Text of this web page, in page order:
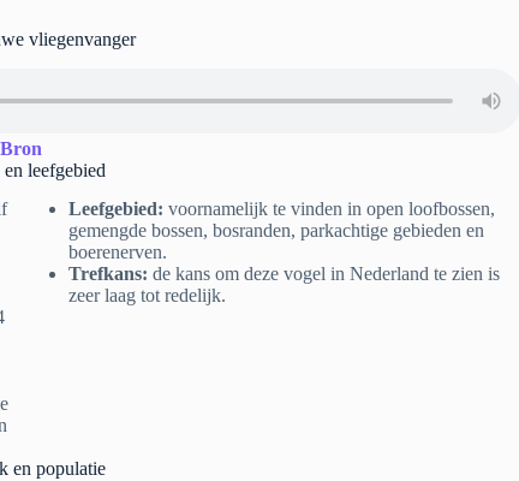
vliegenvanger
Bron
leefgebied
Leefgebied:voornamelijk te vinden in open loofbossen,
gemengde bossen, bosranden, parkachtige gebieden en
boerenerven.
Trefkans: de kans om deze vogel in Nederland te zien is
zeer laag tot redelijk.
en populatie